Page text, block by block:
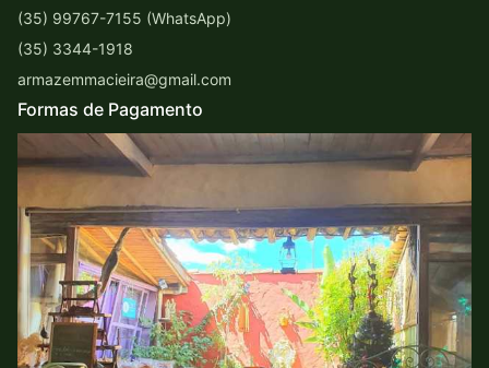
(35) 99767-7155 (WhatsApp)
(35) 3344-1918
armazemmacieira@gmail.com
Formas de Pagamento